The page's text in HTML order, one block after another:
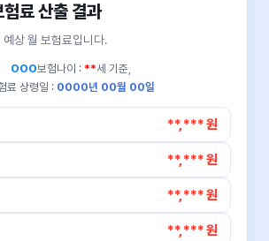
료 산출 결과
상 월 보험료입니다.
OOO보험나이 : **세 기준,
료 상령일 : 0000년 00월 00일
**,*** 원
**,*** 원
**,*** 원
**,*** 원